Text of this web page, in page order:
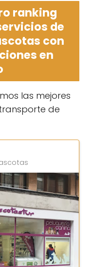
ranking
de
con
en
las mejores
de